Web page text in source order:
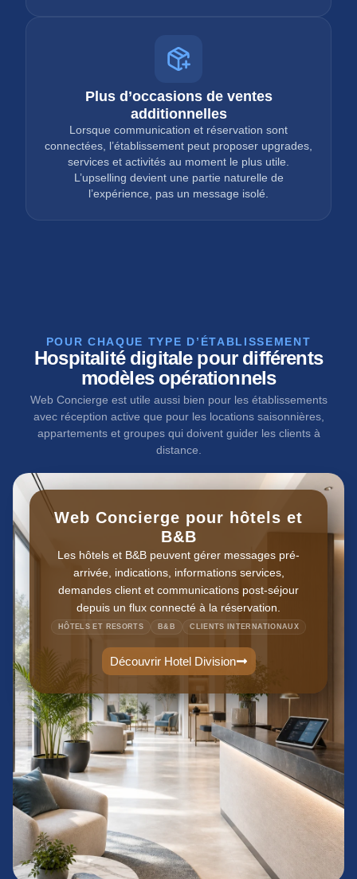
Plus d’occasions de ventes
additionnelles
Lorsque communication et réservation sont
connectées, l’établissement peut proposer upgrades,
services et activités au moment le plus utile.
L’upselling devient une partie naturelle de
l’expérience, pas un message isolé.
POUR CHAQUE TYPE D’ÉTABLISSEMENT
Hospitalité digitale pour différents
modèles opérationnels
Web Concierge est utile aussi bien pour les établissements
avec réception active que pour les locations saisonnières,
appartements et groupes qui doivent guider les clients à
distance.
Web Concierge pour hôtels et
B&B
Les hôtels et B&B peuvent gérer messages pré-
arrivée, indications, informations services,
demandes client et communications post-séjour
depuis un flux connecté à la réservation.
HÔTELS ET RESORTS B&B CLIENTS INTERNATIONAUX
Découvrir Hotel Division